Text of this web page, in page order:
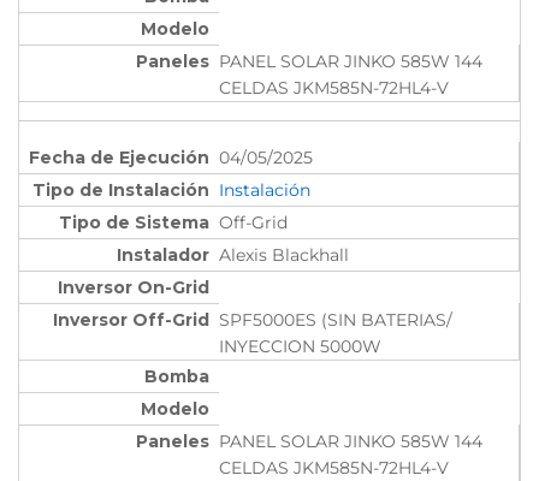
PANEL SOLAR JINKO 585W 144
CELDAS JKM585N-72HL4-V
04/05/2025
Instalación
Off-Grid
Alexis Blackhall
SPF5000ES (SIN BATERIAS/
INYECCION 5000W
PANEL SOLAR JINKO 585W 144
CELDAS JKM585N-72HL4-V